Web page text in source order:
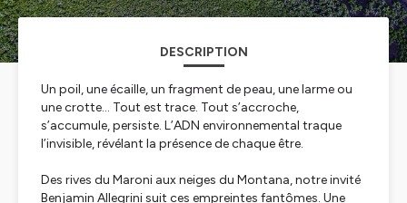
DESCRIPTION
Un poil, une écaille, un fragment de peau, une larme ou
une crotte... Tout est trace. Tout s’accroche,
s’accumule, persiste. L’ADN environnemental traque
l’invisible, révélant la présence de chaque être.
Des rives du Maroni aux neiges du Montana, notre invité
Benjamin Allegrini suit ces empreintes fantômes. Une